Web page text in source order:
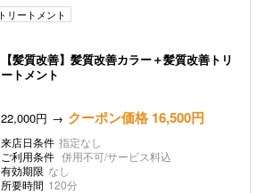
トリートメント
【髪質改善】髪質改善カラー＋髪質改善トリ
ートメント
22,000円 クーポン価格 16,500円
来店日条件 指定なし
ご利用条件 併用不可/サービス料込
有効期限 なし
所要時間 120分